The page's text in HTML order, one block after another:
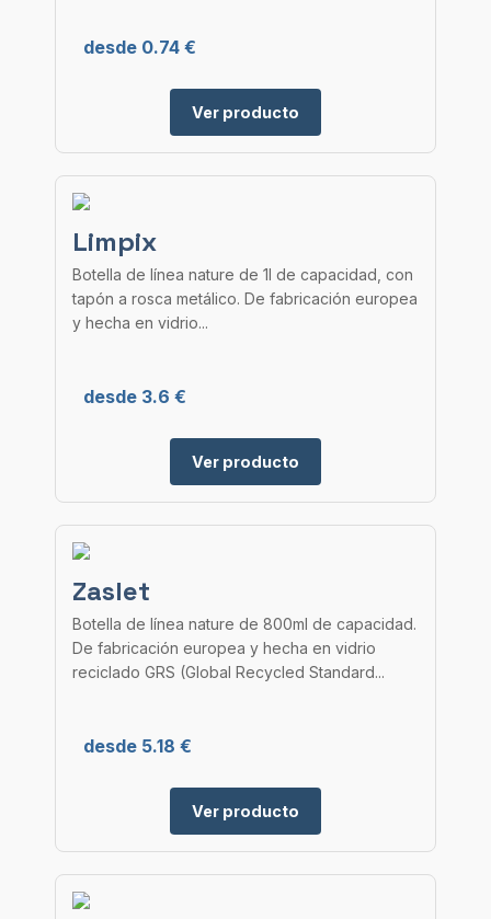
desde 0.74 €
Ver producto
Limpix
Botella de línea nature de 1l de capacidad, con
tapón a rosca metálico. De fabricación europea
y hecha en vidrio...
desde 3.6 €
Ver producto
Zaslet
Botella de línea nature de 800ml de capacidad.
De fabricación europea y hecha en vidrio
reciclado GRS (Global Recycled Standard...
desde 5.18 €
Ver producto